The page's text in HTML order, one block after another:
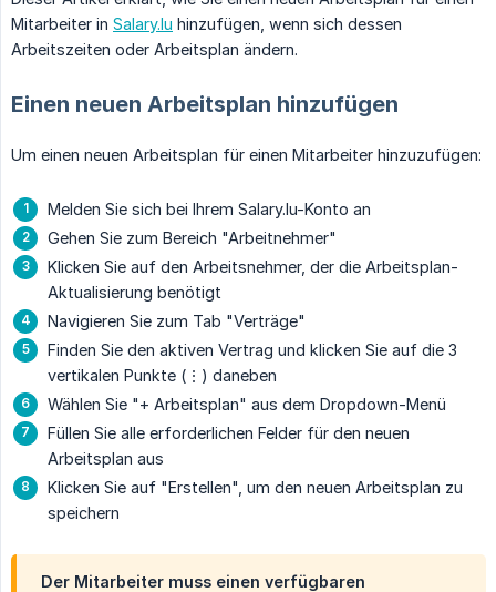
Mitarbeiter in Salary.lu hinzufügen, wenn sich dessen
Arbeitszeiten oder Arbeitsplan ändern.
Einen neuen Arbeitsplan hinzufügen
Um einen neuen Arbeitsplan für einen Mitarbeiter hinzuzufügen:
Melden Sie sich bei Ihrem Salary.lu-Konto an
Gehen Sie zum Bereich "Arbeitnehmer"
Klicken Sie auf den Arbeitsnehmer, der die Arbeitsplan-
Aktualisierung benötigt
Navigieren Sie zum Tab "Verträge"
Finden Sie den aktiven Vertrag und klicken Sie auf die 3
vertikalen Punkte (⋮) daneben
Wählen Sie "+ Arbeitsplan" aus dem Dropdown-Menü
Füllen Sie alle erforderlichen Felder für den neuen
Arbeitsplan aus
Klicken Sie auf "Erstellen", um den neuen Arbeitsplan zu
speichern
Der Mitarbeiter muss einen verfügbaren